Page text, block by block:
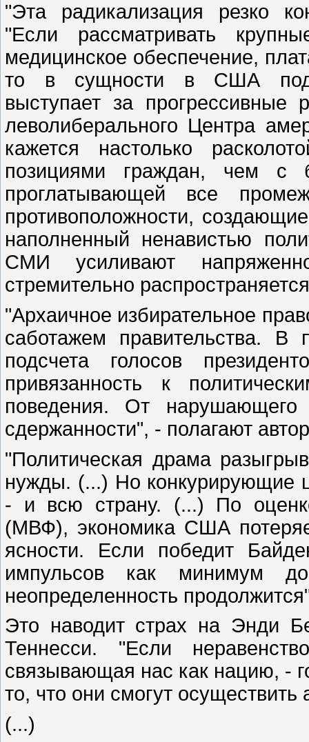
"Эта радикализация резко
"Если рассматривать
медицинское обеспечение,
то в сущности в США
выступает за
леволиберального Центра
кажется настолько
позициями граждан, чем с
проглатывающей все
противоположности,
наполненный ненавистью
СМИ усиливают
стремительно
"Архаичное избирательное
саботажем правительства.
подсчета голосов
привязанность к
поведения. От
сдержанности", - полагают
"Политическая драма
нужды. (...) Но конкурирующие
- и всю страну. (...) По
(МВФ), экономика США
ясности. Если победит
импульсов как минимум
неопределенность
Это наводит страх на Энди
Теннесси. "Если
связывающая нас как нацию, -
то, что они смогут
(...)